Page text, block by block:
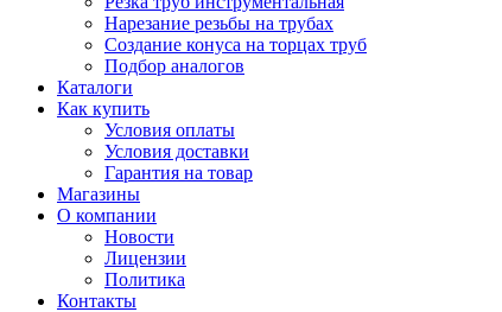
Нарезание резьбы на трубах
Создание конуса на торцах труб
Подбор аналогов
Каталоги
Как купить
Условия оплаты
Условия доставки
Гарантия на товар
Магазины
О компании
Новости
Лицензии
Политика
Контакты